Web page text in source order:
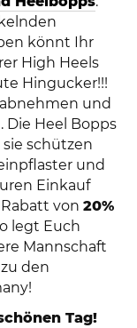
könnt Ihr
High Heels
Hingucker!!!
und
Die Heel Bopps
schützen
und
Einkauf
von20%
legt Euch
Mannschaft
den
Tag!